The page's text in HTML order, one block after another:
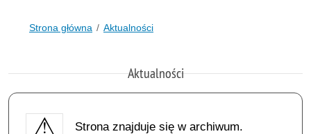
Strona główna Aktualności
Aktualności
Strona znajduje się w archiwum.